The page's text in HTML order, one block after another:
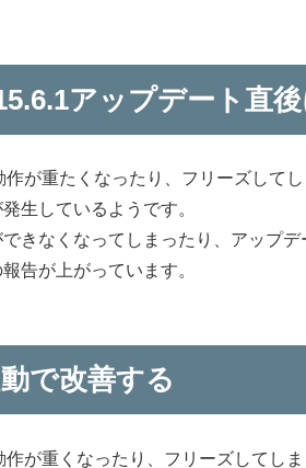
アップデート直
作が重たくなったり、フリーズして
生しているようです。
きなくなってしまったり、アップ
告が上がっています。
で改善する
作が重くなったり、フリーズしてし